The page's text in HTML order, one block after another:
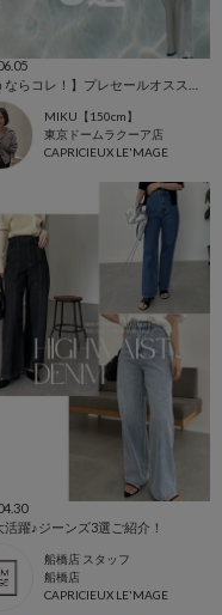
MIKU【150cm】
東京ドームラクーア店
CAPRICIEUX LE'MAGE
活躍♪ジーンズ3選ご紹介！
船橋店 スタッフ
船橋店
CAPRICIEUX LE'MAGE